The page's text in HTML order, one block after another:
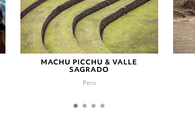
MACHU PICCHU & VALLE
SAGRADO
Peru